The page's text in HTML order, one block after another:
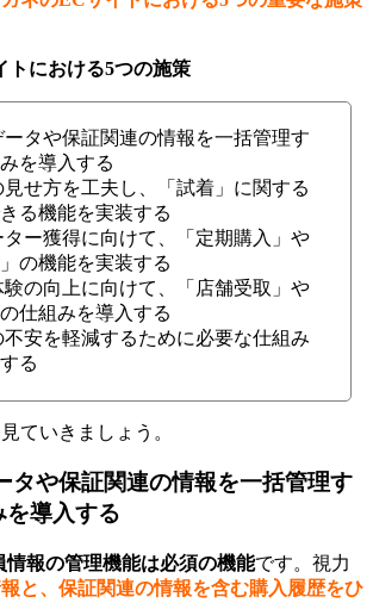
における5つの施策
タや保証関連の情報を一括管理す
を導入する
せ方を工夫し、「試着」に関する
る機能を実装する
ー獲得に向けて、「定期購入」や
の機能を実装する
の向上に向けて、「店舗受取」や
仕組みを導入する
安を軽減するために必要な仕組み
る
ていきましょう。
や保証関連の情報を一括管理す
を導入する
情報の管理機能は必須の機能です。視力
と、保証関連の情報を含む購入履歴をひ